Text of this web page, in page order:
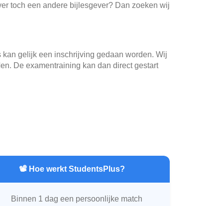
toch een andere bijlesgever? Dan zoeken wij
gelijk een inschrijving gedaan worden. Wij
De examentraining kan dan direct gestart
📽️ Hoe werkt StudentsPlus?
Binnen 1 dag een persoonlijke match